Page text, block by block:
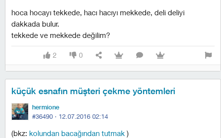
hoca hocayı tekkede, hacı hacıyı mekkede, deli deliyi
dakkada bulur.
tekkede ve mekkede değilim?
2 0
küçük esnafın müşteri çekme yöntemleri
hermione
#36490 · 12.07.2016 02:14
(bkz: kolundan bacağından tutmak )